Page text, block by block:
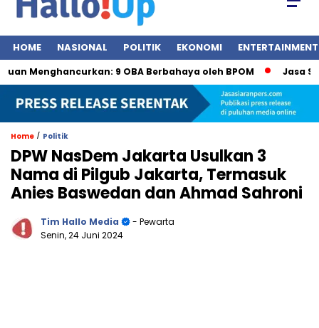
HOME NASIONAL POLITIK EKONOMI ENTERTAINMENT
9 OBA Berbahaya oleh BPOM Jasa Siaran
Home / Politik
DPW NasDem Jakarta Usulkan 3
Nama di Pilgub Jakarta, Termasuk
Anies Baswedan dan Ahmad Sahroni
Tim Hallo Media
- Pewarta
Senin, 24 Juni 2024